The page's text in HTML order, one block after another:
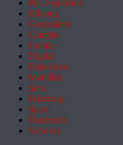
Pol. Feuilleton
Bildung
Gesundheit
Campus
Familie
Digital
Entdecken
Mobilität
Sinn
Hamburg
Sport
Österreich
Schweiz